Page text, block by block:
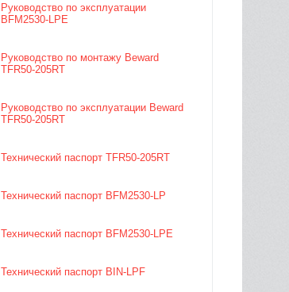
Руководство по эксплуатации
BFM2530-LPE
Руководство по монтажу Beward
TFR50-205RT
Руководство по эксплуатации Beward
TFR50-205RT
Технический паспорт TFR50-205RT
Технический паспорт BFM2530-LP
Технический паспорт BFM2530-LPE
Технический паспорт BIN-LPF